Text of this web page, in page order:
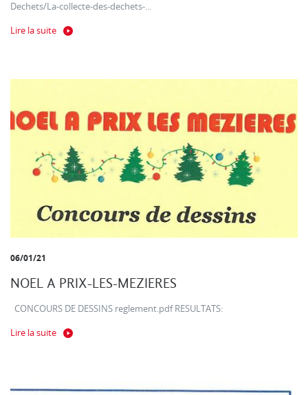
Dechets/La-collecte-des-dechets-...
Lire la suite
06/01/21
NOEL A PRIX-LES-MEZIERES
CONCOURS DE DESSINS reglement.pdf RESULTATS:
Lire la suite